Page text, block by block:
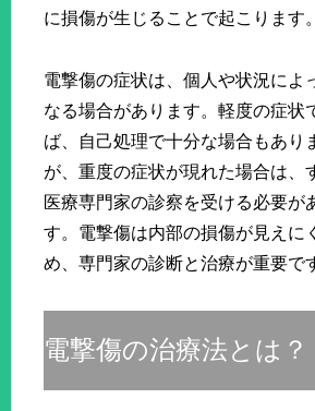
に損傷が生じることで起こります。
電撃傷の症状は、個人や状況によ
なる場合があります。軽度の症状
ば、自己処理で十分な場合もあり
が、重度の症状が現れた場合は、
医療専門家の診察を受ける必要が
す。電撃傷は内部の損傷が見えに
め、専門家の診断と治療が重要で
電撃傷の治療法とは？